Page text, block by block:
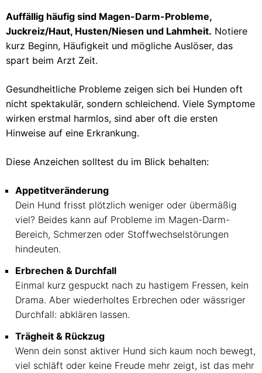
Auffällig häufig sind Magen-Darm-Probleme,
Juckreiz/Haut, Husten/Niesen und Lahmheit. Notiere
kurz Beginn, Häufigkeit und mögliche Auslöser, das
spart beim Arzt Zeit.
Gesundheitliche Probleme zeigen sich bei Hunden oft
nicht spektakulär, sondern schleichend. Viele Symptome
wirken erstmal harmlos, sind aber oft die ersten
Hinweise auf eine Erkrankung.
Diese Anzeichen solltest du im Blick behalten:
Appetitveränderung
Dein Hund frisst plötzlich weniger oder übermäßig
viel? Beides kann auf Probleme im Magen-Darm-
Bereich, Schmerzen oder Stoffwechselstörungen
hindeuten.
Erbrechen & Durchfall
Einmal kurz gespuckt nach zu hastigem Fressen, kein
Drama. Aber wiederholtes Erbrechen oder wässriger
Durchfall: abklären lassen.
Trägheit & Rückzug
Wenn dein sonst aktiver Hund sich kaum noch bewegt,
viel schläft oder keine Freude mehr zeigt, ist das mehr